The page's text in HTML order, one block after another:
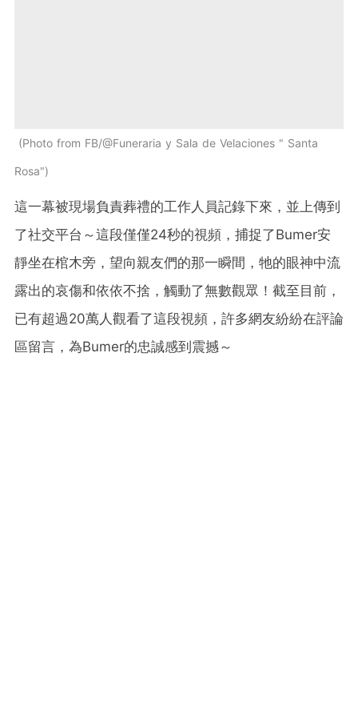
Photo from FB/@Funeraria y Sala de Velaciones " Santa
Rosa"
這一幕被現場負責葬禮的工作人員記錄下來，並上傳到
了社交平台～這段僅僅24秒的視頻，捕捉了Bumer安
靜坐在棺木旁，望向親友們的那一瞬間，牠的眼神中流
露出的哀傷和依依不捨，觸動了無數觀眾！截至目前，
已有超過20萬人觀看了這段視頻，許多網友紛紛在評論
區留言，為Bumer的忠誠感到震撼～